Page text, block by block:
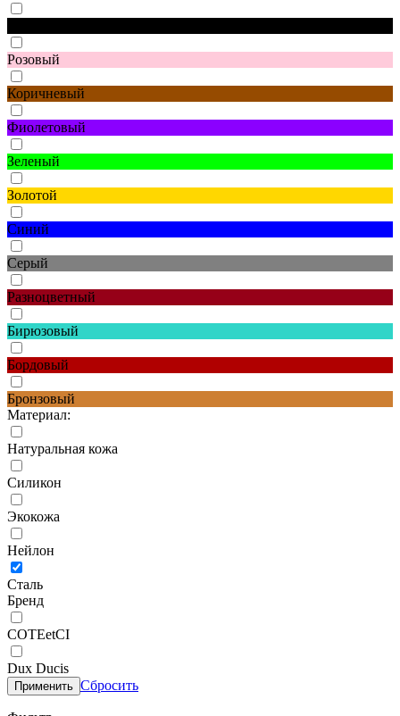
Розовый
Коричневый
Фиолетовый
Зеленый
Золотой
Синий
Серый
Разноцветный
Бирюзовый
Бордовый
Бронзовый
Материал:
Натуральная кожа
Силикон
Экокожа
Нейлон
Сталь
Бренд
COTEetCI
Dux Ducis
Применить Сбросить